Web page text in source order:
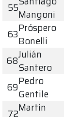
55Mangoni
63Próspero
Bonelli
68Julián
Santero
69Pedro
Gentile
72Martín